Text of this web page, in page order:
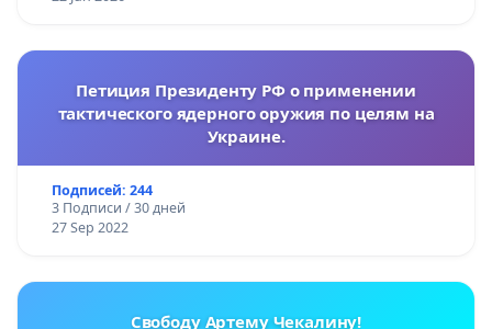
Петиция Президенту РФ о применении
тактического ядерного оружия по целям на
Украине.
Подписей: 244
3 Подписи / 30 дней
27 Sep 2022
Свободу Артему Чекалину!